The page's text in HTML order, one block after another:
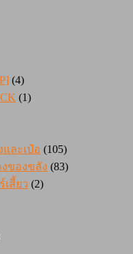
(4)
(1)
ละเป๋อ (105)
ของขลัง (83)
สี้ยว (2)